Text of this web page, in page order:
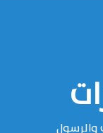
والرسول